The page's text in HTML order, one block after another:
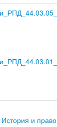
и право